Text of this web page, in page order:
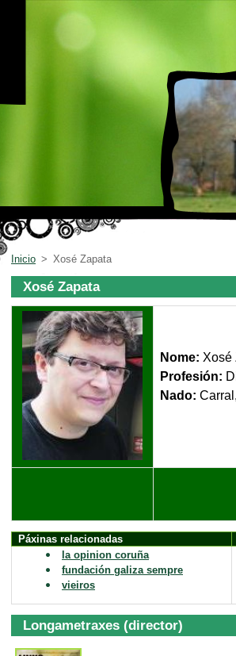
Inicio > Xosé Zapata
Xosé Zapata
Nome: Xosé
Profesión:
Nado:
Páxinas relacionadas
la opinion coruña
fundación galiza sempre
vieiros
Longametraxes (director)